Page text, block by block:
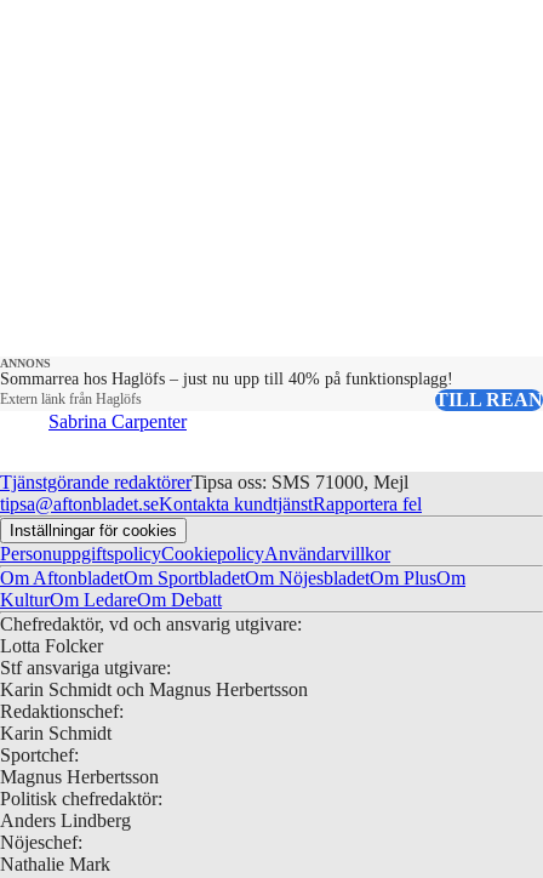
ANNONS
Sommarrea hos Haglöfs – just nu upp till 40% på funktionsplagg!
Extern länk från Haglöfs
TILL REAN
Sabrina Carpenter
Tjänstgörande redaktörerTipsa oss: SMS 71000, Mejl
tipsa@aftonbladet.seKontakta kundtjänstRapportera fel
Inställningar för cookies
PersonuppgiftspolicyCookiepolicyAnvändarvillkor
Om AftonbladetOm SportbladetOm NöjesbladetOm PlusOm
KulturOm LedareOm Debatt
Chefredaktör, vd och ansvarig utgivare:
Lotta Folcker
Stf ansvariga utgivare:
Karin Schmidt och Magnus Herbertsson
Redaktionschef:
Karin Schmidt
Sportchef:
Magnus Herbertsson
Politisk chefredaktör:
Anders Lindberg
Nöjeschef:
Nathalie Mark